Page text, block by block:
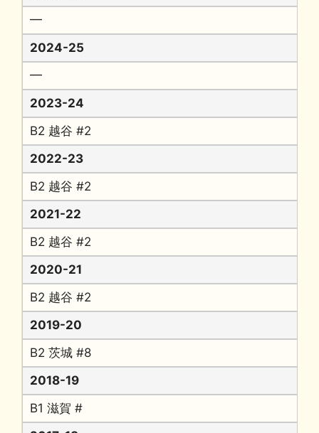
━
2024-25
━
2023-24
B2 越谷 #2
2022-23
B2 越谷 #2
2021-22
B2 越谷 #2
2020-21
B2 越谷 #2
2019-20
B2 茨城 #8
2018-19
B1 滋賀 #